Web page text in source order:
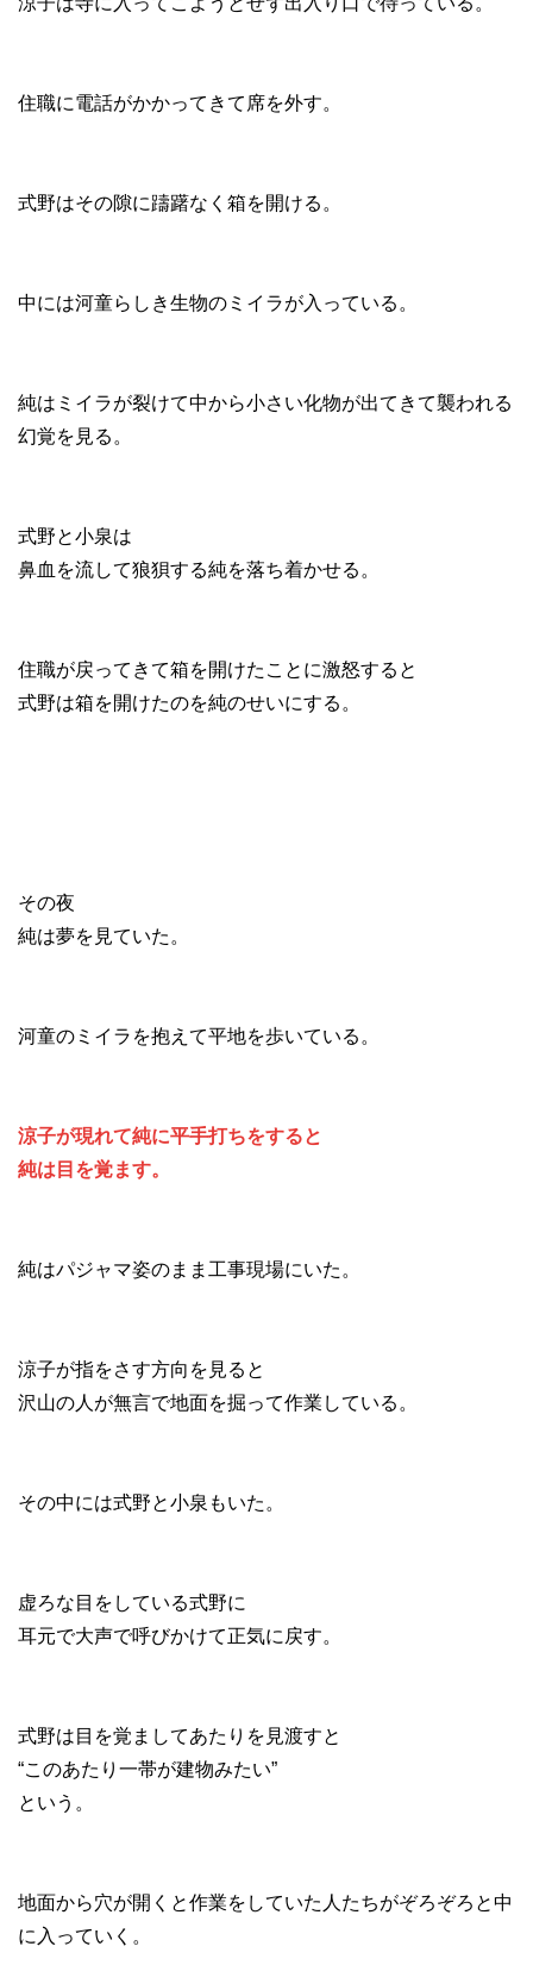
住職に電話がかかってきて席を外す。
式野はその隙に躊躇なく箱を開ける。
中には河童らしき生物のミイラが入っている。
純はミイラが裂けて中から小さい化物が出てきて襲われる
幻覚を見る。
式野と小泉は
鼻血を流して狼狽する純を落ち着かせる。
住職が戻ってきて箱を開けたことに激怒すると
式野は箱を開けたのを純のせいにする。
その夜
純は夢を見ていた。
河童のミイラを抱えて平地を歩いている。
涼子が現れて純に平手打ちをすると
純は目を覚ます。
純はパジャマ姿のまま工事現場にいた。
涼子が指をさす方向を見ると
沢山の人が無言で地面を掘って作業している。
その中には式野と小泉もいた。
虚ろな目をしている式野に
耳元で大声で呼びかけて正気に戻す。
式野は目を覚ましてあたりを見渡すと
“このあたり一帯が建物みたい”
という。
地面から穴が開くと作業をしていた人たちがぞろぞろと中
に入っていく。